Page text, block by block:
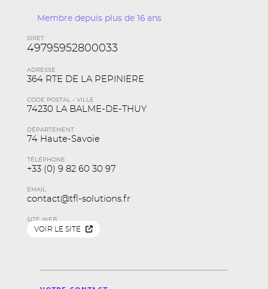
Membre depuis plus de 16 ans
SIRET
49795952800033
ADRESSE
364 RTE DE LA PEPINIERE
CODE POSTAL - VILLE
74230 LA BALME-DE-THUY
DÉPARTEMENT
74 Haute-Savoie
TÉLÉPHONE
+33 (0) 9 82 60 30 97
EMAIL
contact@tfl-solutions.fr
SITE WEB
VOIR LE SITE